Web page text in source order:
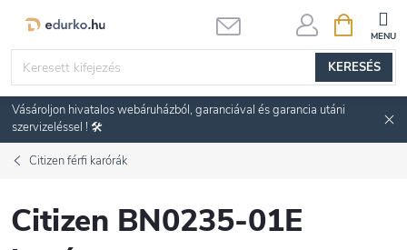
KERESÉS
KOSÁR
Vásároljon hivatalos webáruházból, garanciával és garancia utáni
szervizeléssel ! 🛠️
Citizen férfi karórák
Citizen BN0235-01E